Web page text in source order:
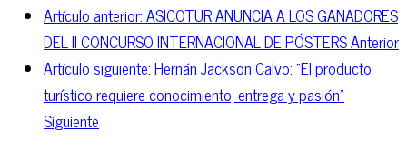
Artículo anterior: ASICOTUR ANUNCIA A LOS GANADORES
DEL II CONCURSO INTERNACIONAL DE PÓSTERSAnterior
Artículo siguiente: Hernán Jackson Calvo: “El producto
turístico requiere conocimiento, entrega y pasión”
Siguiente